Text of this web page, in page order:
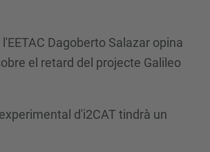
Dagoberto Salazar opina
el retard del projecte Galileo
d'i2CAT tindrà un